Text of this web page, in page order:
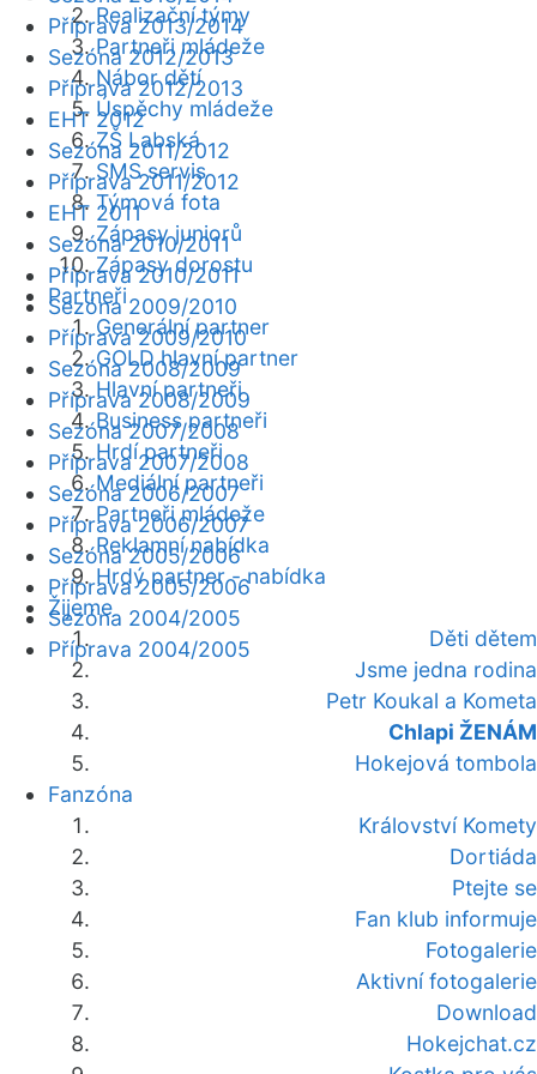
Realizační týmy
Partneři mládeže
Nábor dětí
Úspěchy mládeže
ZŠ Labská
SMS servis
Týmová fota
Zápasy juniorů
Zápasy dorostu
Partneři
Generální partner
GOLD hlavní partner
Hlavní partneři
Business partneři
Hrdí partneři
Mediální partneři
Partneři mládeže
Reklamní nabídka
Hrdý partner - nabídka
Žijeme
Děti dětem
Jsme jedna rodina
Petr Koukal a Kometa
Chlapi ŽENÁM
Hokejová tombola
Fanzóna
Království Komety
Dortiáda
Ptejte se
Fan klub informuje
Fotogalerie
Aktivní fotogalerie
Download
Hokejchat.cz
Příprava 2013/2014
Sezóna 2012/2013
Příprava 2012/2013
EHT 2012
Sezóna 2011/2012
Příprava 2011/2012
EHT 2011
Sezóna 2010/2011
Příprava 2010/2011
Sezóna 2009/2010
Příprava 2009/2010
Sezóna 2008/2009
Příprava 2008/2009
Sezóna 2007/2008
Příprava 2007/2008
Sezóna 2006/2007
Příprava 2006/2007
Sezóna 2005/2006
Příprava 2005/2006
Sezóna 2004/2005
Příprava 2004/2005